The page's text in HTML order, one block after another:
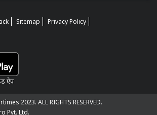
Sitemap
Privacy Policy
ऐप
2023. ALL RIGHTS RESERVED.
Pvt. Ltd.